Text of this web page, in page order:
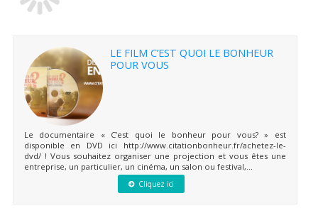
LE FILM C’EST QUOI LE BONHEUR
POUR VOUS
Le documentaire « C’est quoi le bonheur pour vous? » est
disponible en DVD ici http://www.citationbonheur.fr/achetez-le-
dvd/ ! Vous souhaitez organiser une projection et vous êtes une
entreprise, un particulier, un cinéma, un salon ou festival,...
Cliquez ici